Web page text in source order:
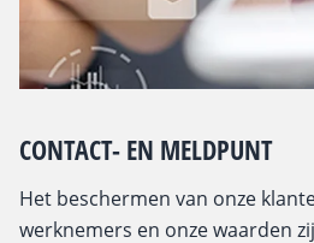
CONTACT- EN MELDPUNT
Het beschermen van onze
werknemers en onze waarden